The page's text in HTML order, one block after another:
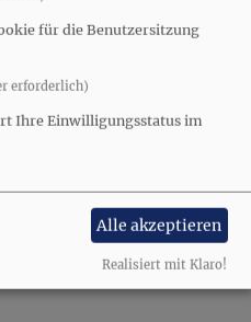
Minikirche
für die Benutzersitzung
erforderlich)
Ihre Einwilligungsstatus im
Alle akzeptieren
Realisiert mit Klaro!